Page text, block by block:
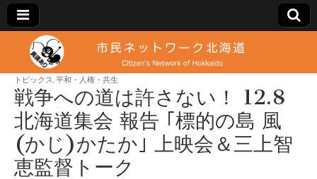
市
民
ネ
ッ
Citizen's
Network
of
Hokkaido
トピックス 平和・人権・共生
戦争への道は許さない！ 12.8
北海道集会 報告 ｢標的の島 風
(かじ)かたか｣ 上映会＆三上智
恵監督トーク